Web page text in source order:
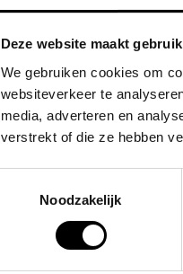
Deze website maakt
We gebruiken cookies om
websiteverkeer te
media, adverteren en
verstrekt of die ze hebben
Noodzakelijk
schooltas 16 inch
office